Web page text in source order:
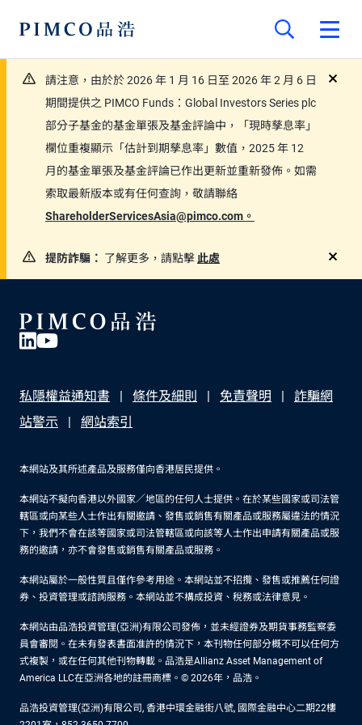
請注意，由於於 2026 年 1 月 16 日至 2026 年 2 月 6 日
期間提供之 PIMCO Funds：Global Investors Series plc
部分子基金的基金單張及基金評論中，「現時孳息率」
欄位重複顯示「估計到期孳息率」數值，2025 年 12
月的基金單張及基金評論已作出更新並重新發佈。如需
索取最新版本或有任何查詢，敬請聯絡
ShareholderServicesAsia@pimco.com。
提防詐騙： 了解更多，請點擊 此處
私隱權益通知書 條件及細則 免責聲明
詐騙網
站警示
網站索引
本網站及其所述產品及服務僅向香港居民提供。
本網站不擬向香港以外國家／地區的任何人士提供。在於某些國家或司法管
轄區或向某些人士作出有關邀請、發售或銷售有關產品或服務屬違法的情況
下，我們不會在該等國家或司法管轄區或向該等人士作出申請有關產品或服
務的邀請，亦不會發售或銷售有關產品或服務。
本網站屬於一般性質且僅作參考用途。本網站並不招攬、發售或推薦任何證
券、投資管理或諮詢服務。本網站並不構成投資、稅務或法律意見。
本網站由品浩投資管理(亞洲)有限公司發佈，並未經證券及期貨事務監察委
員會審閱。在未有發表書面准許的情況下，本刊物任何部分概不可以任何方
式複製，或在任何其他刊物轉載。品浩是Allianz Asset Management of
America LLC在亞洲各地的註冊商標。© 2026年，品浩。
品浩投資管理(亞洲)有限公司, 香港中環金融街八號, 國際金融中心二期22樓